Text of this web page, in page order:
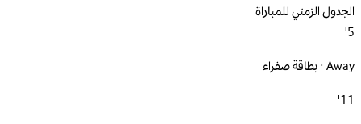
الجدول الزمني للمباراة
5'
Away · بطاقة صفراء
11'